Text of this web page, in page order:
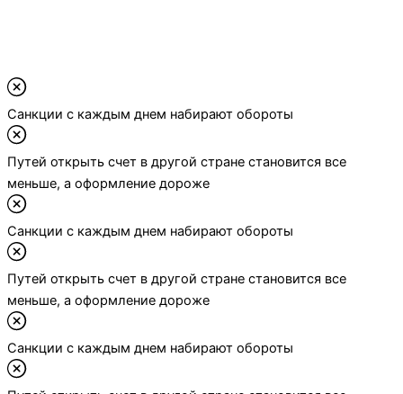
Cанкции с каждым днем набирают обороты
Путей открыть счет в другой стране становится все
меньше, а оформление дороже
Cанкции с каждым днем набирают обороты
Путей открыть счет в другой стране становится все
меньше, а оформление дороже
Cанкции с каждым днем набирают обороты